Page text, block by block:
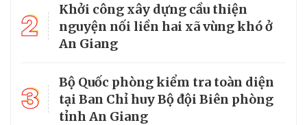
2
Khởi công xây dựng cầu thiện
nguyện nối liền hai xã vùng khó ở
An Giang
3
Bộ Quốc phòng kiểm tra toàn diện
tại Ban Chỉ huy Bộ đội Biên phòng
tỉnh An Giang